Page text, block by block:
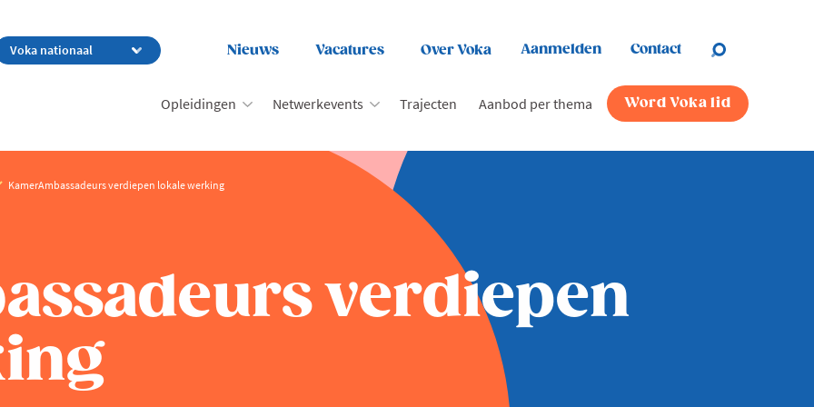
Nieuws Vacatures Over Voka Aanmelden Contact
Opleidingen Netwerkevents Trajecten Aanbod per thema Word Voka lid
KamerAmbassadeurs verdiepen lokale werking
verdiepen